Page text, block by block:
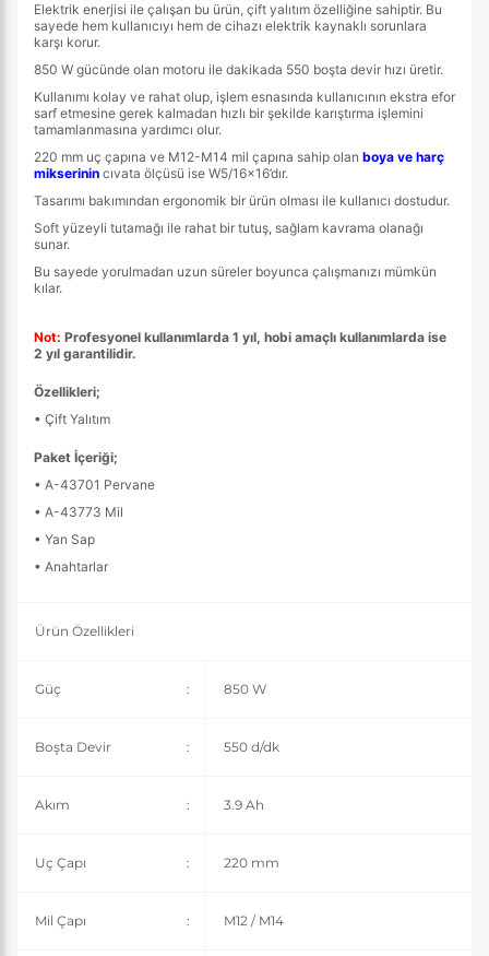
Elektrik enerjisi ile çalışan bu ürün, çift yalıtım özelliğine sahiptir. Bu
sayede hem kullanıcıyı hem de cihazı elektrik kaynaklı sorunlara
karşı korur.
850 W gücünde olan motoru ile dakikada 550 boşta devir hızı üretir.
Kullanımı kolay ve rahat olup, işlem esnasında kullanıcının ekstra efor
sarf etmesine gerek kalmadan hızlı bir şekilde karıştırma işlemini
tamamlanmasına yardımcı olur.
220 mm uç çapına ve M12-M14 mil çapına sahip olan boya ve harç
mikserinin cıvata ölçüsü ise W5/16x16’dır.
Tasarımı bakımından ergonomik bir ürün olması ile kullanıcı dostudur.
Soft yüzeyli tutamağı ile rahat bir tutuş, sağlam kavrama olanağı
sunar.
Bu sayede yorulmadan uzun süreler boyunca çalışmanızı mümkün
kılar.
Not: Profesyonel kullanımlarda 1 yıl, hobi amaçlı kullanımlarda ise
2 yıl garantilidir.
Özellikleri;
• Çift Yalıtım
Paket İçeriği;
• A-43701 Pervane
• A-43773 Mil
• Yan Sap
• Anahtarlar
Ürün Özellikleri
Güç : 850 W
Boşta Devir : 550 d/dk
Akım : 3.9 Ah
Uç Çapı : 220 mm
Mil Çapı : M12 / M14